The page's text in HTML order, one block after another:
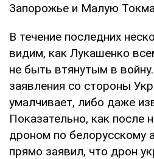
Запорожье и Малую
В течение последних
видим, как Лукашенко
не быть втянутым в
заявления со стороны
умалчивает, либо даже
Показательно, как после
дроном по белорусскому
прямо заявил, что дрон